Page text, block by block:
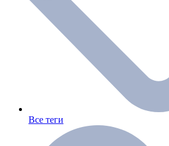
Все теги